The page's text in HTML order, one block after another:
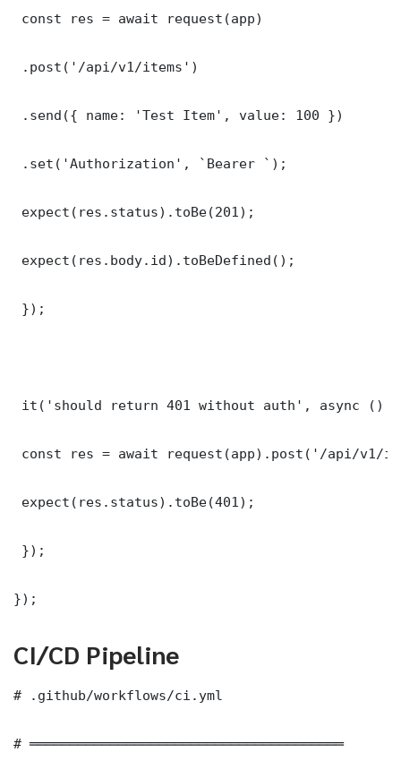
const res = await request(app)
.post('/api/v1/items')
.send({ name: 'Test Item', value: 100 })
.set('Authorization', `Bearer `);
expect(res.status).toBe(201);
expect(res.body.id).toBeDefined();
});
it('should return 401 without auth', async ()
const res = await request(app).post('/api/v1/
expect(res.status).toBe(401);
});
});
CI/CD Pipeline
# .github/workflows/ci.yml
# ═══════════════════════════════════════